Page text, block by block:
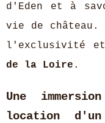
d'Eden et à
vie de château.
l'exclusivité
de la Loire .
Une
location